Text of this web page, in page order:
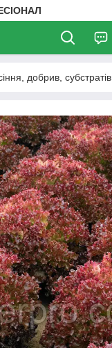
добрив, субстратів